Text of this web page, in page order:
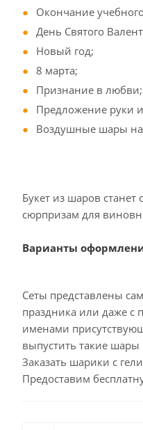
Окончание
День Святого
Новый год;
8 марта;
Признание в любви;
Предложение руки
Воздушные шары
Букет из шаров
сюрпризам для
Варианты
Сеты представлены
праздника или даже с
именами
выпустить такие шары
Заказать шарики с
Предоставим